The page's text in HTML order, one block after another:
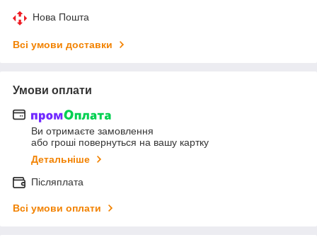
Нова Пошта
Всі умови доставки
Умови оплати
Ви отримаєте замовлення
або гроші повернуться на вашу картку
Детальніше
Післяплата
Всі умови оплати